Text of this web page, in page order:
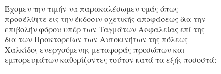
Έχομεν την τιμήν να παρακαλέσωμεν υμάς όπως
προσέλθητε εις την έκδοσιν σχετικής αποφάσεως δια την
επιβολήν φόρου υπέρ των Ταγμάτων Ασφαλείας επί της
δια των Πρακτορείων των Αυτοκινήτων της πόλεως
Χαλκίδος ενεργούμενης μεταφοράς προσώπων και
εμπορευμάτων καθορίζοντες τούτον κατά τα εξής ποσοστά: